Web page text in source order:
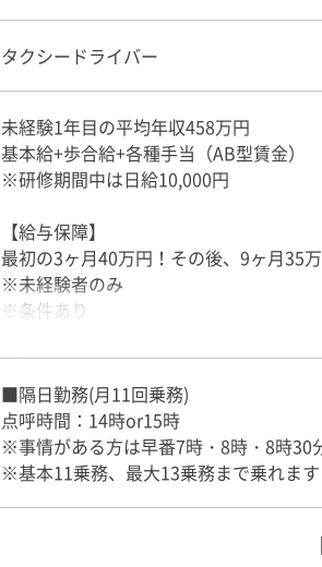
◇◆◇◆日本交通の幅広い取り組み
【観光タクシー】
観光タクシーは、東京に初めて来る外
シーです。
【キッズタクシー】
キッズタクシーは、子どもの入退院に
子育てのサポートをして、子どもの成長
通院や買い物、お墓参りや冠婚葬祭など
【陣痛タクシー】
出産経験のない女性にとって陣痛は未
す。
都内の妊婦の約5人に1人が登録するな
タクシードライバー
未経験1年目の平均年収458万円
基本給+歩合給+各種手当（AB型賃金）
※研修期間中は日給10,000円
【給与保障】
最初の3ヶ月40万円！その後、9ヶ月35
※未経験者のみ
※条件あり
【手当】
精勤手当、業績手当など
交通費：1乗務500円（最大所定11乗務
タクシードライバーの給与体系
■隔日勤務(月11回乗務)
点呼時間：14時or15時
※事情がある方は早番7時・8時・8時30
※基本11乗務、最大13乗務まで乗れます